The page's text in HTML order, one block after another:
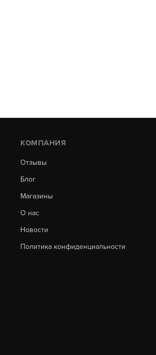
КОМПАНИЯ
Отзывы
Блог
Магазины
О нас
Новости
Политика конфиденциальности